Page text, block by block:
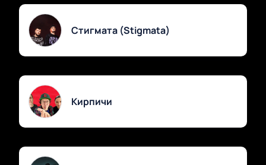
Стигмата (Stigmata)
Кирпичи